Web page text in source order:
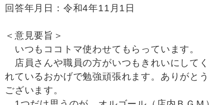
回答年月日：令和4年11月1日
＜意見要旨＞
いつもココトマ使わせてもらっています。
店員さんや職員の方がいつもきれいにしてく
れているおかげで勉強頑張れます。ありがとう
ございます。